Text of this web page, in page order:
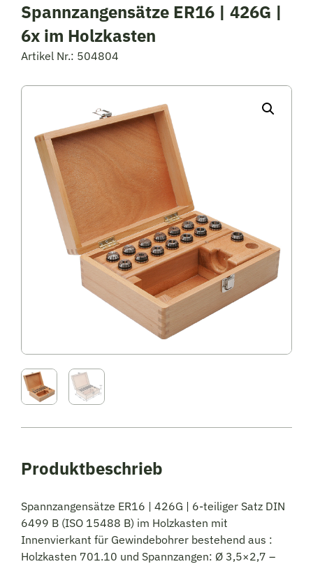
Spannzangensätze ER16 | 426G |
6x im Holzkasten
Artikel Nr.: 504804
Spannzangensätze ER16 | 426G | 6-teiliger Satz DIN
6499 B (ISO 15488 B) im Holzkasten mit
Innenvierkant für Gewindebohrer bestehend aus :
Holzkasten 701.10 und Spannzangen: Ø 3,5×2,7 –